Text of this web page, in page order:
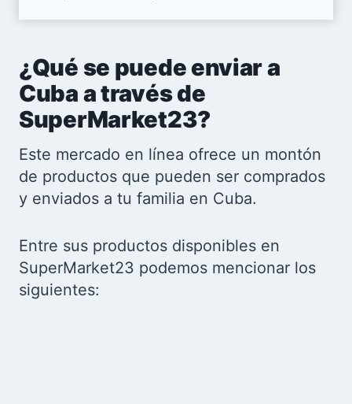
¿Qué se puede enviar a
Cuba a través de
SuperMarket23?
Este mercado en línea ofrece un montón
de productos que pueden ser comprados
y enviados a tu familia en Cuba.
Entre sus productos disponibles en
SuperMarket23 podemos mencionar los
siguientes: